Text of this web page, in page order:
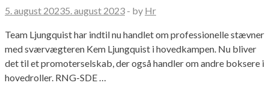
5. august 20235. august 2023 - by Hr
Team Ljungquist har indtil nu handlet om professionelle stævner
med sværvægteren Kem Ljungquist i hovedkampen. Nu bliver
det til et promoterselskab, der også handler om andre boksere i
hovedroller. RNG-SDE …